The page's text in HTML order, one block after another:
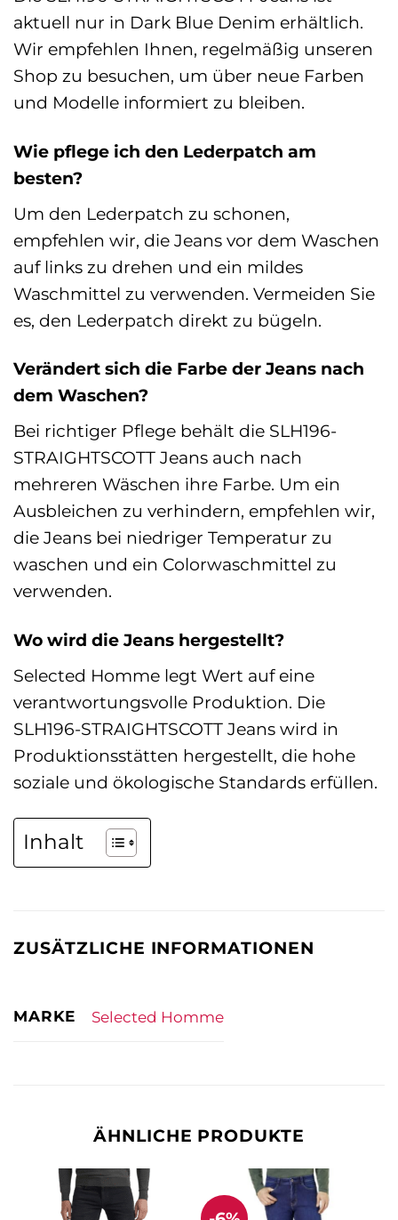
aktuell nur in Dark Blue Denim erhältlich.
Wir empfehlen Ihnen, regelmäßig unseren
Shop zu besuchen, um über neue Farben
und Modelle informiert zu bleiben.
Wie pflege ich den Lederpatch am
besten?
Um den Lederpatch zu schonen,
empfehlen wir, die Jeans vor dem Waschen
auf links zu drehen und ein mildes
Waschmittel zu verwenden. Vermeiden Sie
es, den Lederpatch direkt zu bügeln.
Verändert sich die Farbe der Jeans nach
dem Waschen?
Bei richtiger Pflege behält die SLH196-
STRAIGHTSCOTT Jeans auch nach
mehreren Wäschen ihre Farbe. Um ein
Ausbleichen zu verhindern, empfehlen wir,
die Jeans bei niedriger Temperatur zu
waschen und ein Colorwaschmittel zu
verwenden.
Wo wird die Jeans hergestellt?
Selected Homme legt Wert auf eine
verantwortungsvolle Produktion. Die
SLH196-STRAIGHTSCOTT Jeans wird in
Produktionsstätten hergestellt, die hohe
soziale und ökologische Standards erfüllen.
Inhalt
ZUSÄTZLICHE INFORMATIONEN
MARKE Selected Homme
ÄHNLICHE PRODUKTE